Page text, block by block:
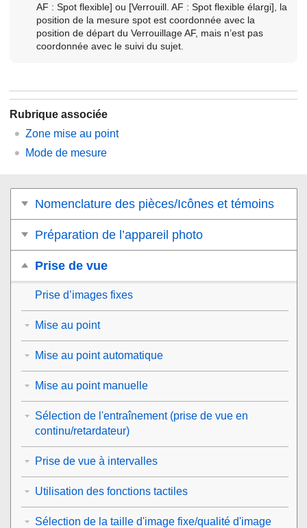
AF : Spot flexible] ou [Verrouill. AF : Spot flexible élargi] , la
position de la mesure spot est coordonnée avec la
position de départ du Verrouillage AF, mais n’est pas
coordonnée avec le suivi du sujet.
Rubrique associée
Zone mise au point
Mode de mesure
Nomenclature des pièces/Icônes et témoins
Préparation de l’appareil photo
Prise de vue
Prise d’images fixes
Mise au point
Mise au point automatique
Mise au point manuelle
Sélection de l'entraînement (prise de vue en
continu/retardateur)
Prise de vue à intervalles
Utilisation des fonctions tactiles
Sélection de la taille d'image fixe/qualité d'image